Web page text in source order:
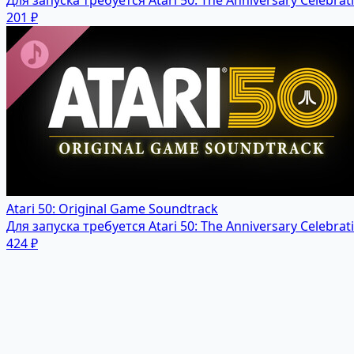
201 ₽
Atari 50: Original Game Soundtrack
Для запуска требуется Atari 50: The Anniversary
424 ₽